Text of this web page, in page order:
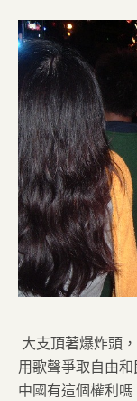
大支頂著爆炸頭
用歌聲爭取自由
中國有這個權利